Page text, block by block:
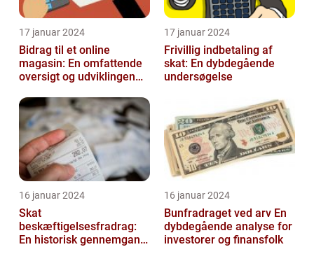
17 januar 2024
Bidrag til et online
magasin: En omfattende
oversigt og udviklingen
17 januar 2024
Frivillig indbetaling af
skat: En dybdegående
undersøgelse
16 januar 2024
Skat
beskæftigelsesfradrag:
En historisk gennemgang
16 januar 2024
Bunfradraget ved arv En
dybdegående analyse for
investorer og finansfolk